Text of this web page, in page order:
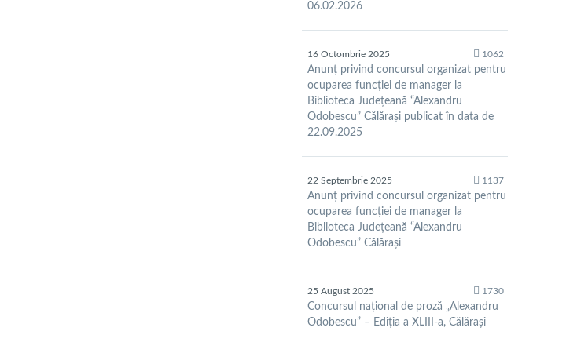
06.02.2026
16 Octombrie 2025 1062
Anunț privind concursul organizat pentru
ocuparea funcției de manager la
Biblioteca Județeană “Alexandru
Odobescu” Călărași publicat în data de
22.09.2025
22 Septembrie 2025 1137
Anunț privind concursul organizat pentru
ocuparea funcției de manager la
Biblioteca Județeană “Alexandru
Odobescu” Călărași
25 August 2025 1730
Concursul național de proză „Alexandru
Odobescu” – Ediția a XLIII-a, Călărași